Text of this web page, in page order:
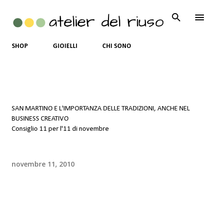
Passa ai contenuti principali
SHOP GIOIELLI CHI SONO
SAN MARTINO E L'IMPORTANZA DELLE TRADIZIONI, ANCHE NEL
BUSINESS CREATIVO
Consiglio 11 per l'11 di novembre
novembre 11, 2010